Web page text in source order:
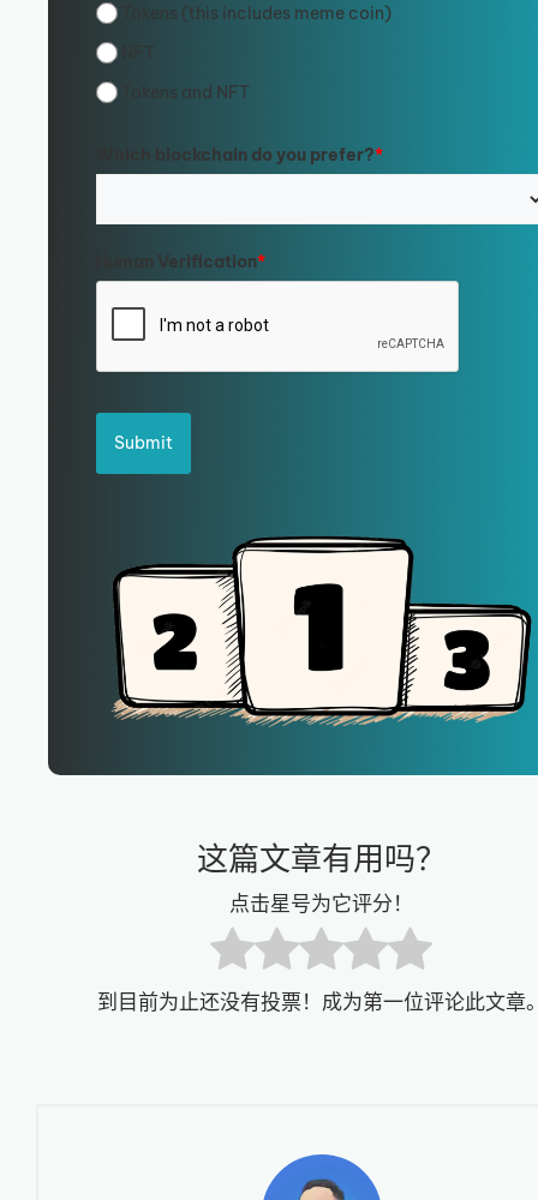
Tokens (this includes meme coin)
Tokens and NFT
Which blockchain do you prefer?*
Human Verification*
Submit
这篇文章有用吗？
点击星号为它评分！
到目前为止还没有投票！成为第一位评论此文章